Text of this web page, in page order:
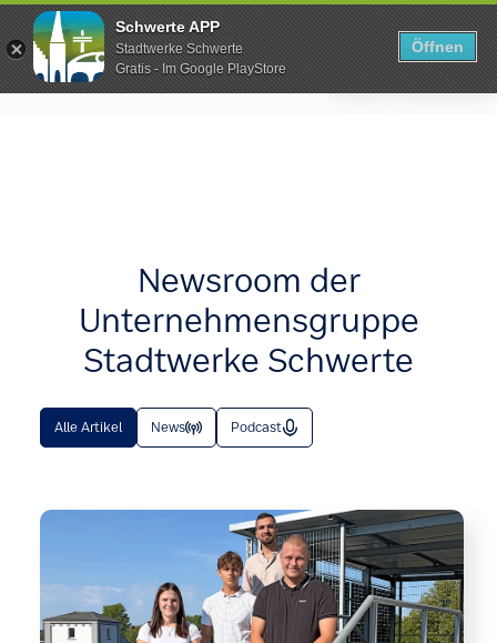
Schwerte APP
Stadtwerke Schwerte
Gratis - Im Google PlayStore
Öffnen
Zum Hauptinhalt springen
Menü
Newsroom der
Unternehmensgruppe
Stadtwerke Schwerte
Alle Artikel News Podcast